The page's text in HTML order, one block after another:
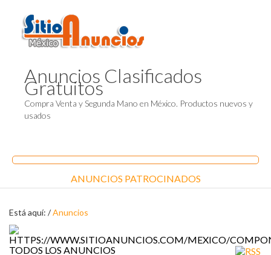
Anuncios Clasificados
Gratuitos
Compra Venta y Segunda Mano en México. Productos nuevos y
usados
ANUNCIOS PATROCINADOS
Está aquí: /Anuncios
TODOS LOS ANUNCIOS